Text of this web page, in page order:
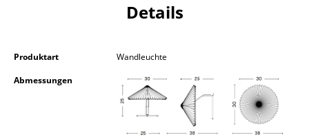
Einzelteile
... alle Aufbewahrungsmöbel
Details
Produktart
Wandleuchte
Abmessungen